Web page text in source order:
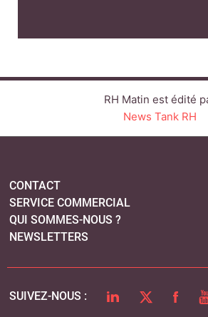
RH Matin est édité
News Tank RH
CONTACT
SERVICE COMMERCIAL
QUI SOMMES-NOUS ?
NEWSLETTERS
SUIVEZ-NOUS : LINKEDINTWITTER